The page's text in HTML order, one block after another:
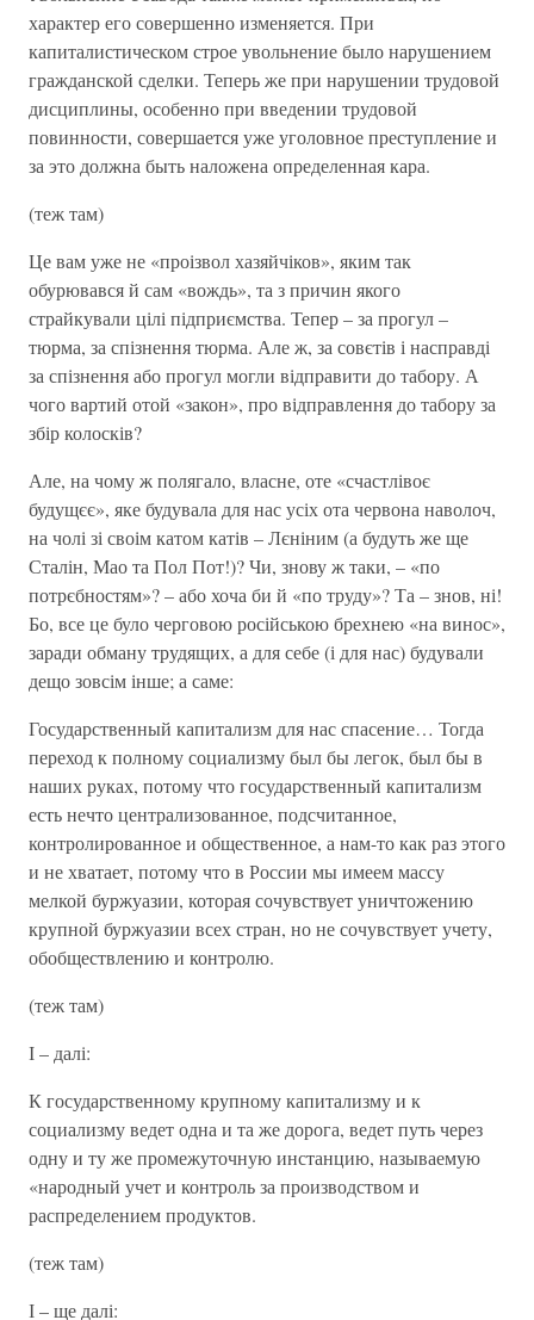
характер его совершенно изменяется. При
капиталистическом строе увольнение было нарушением
гражданской сделки. Теперь же при нарушении трудовой
дисциплины, особенно при введении трудовой
повинности, совершается уже уголовное преступление и
за это должна быть наложена определенная кара.
(теж там)
Це вам уже не «проізвол хазяйчіков», яким так
обурювався й сам «вождь», та з причин якого
страйкували цілі підприємства. Тепер – за прогул –
тюрма, за спізнення тюрма. Але ж, за совєтів і насправді
за спізнення або прогул могли відправити до табору. А
чого вартий отой «закон», про відправлення до табору за
збір колосків?
Але, на чому ж полягало, власне, оте «счастлівоє
будущєє», яке будувала для нас усіх ота червона наволоч,
на чолі зі своім катом катів – Лєніним (а будуть же ще
Сталін, Мао та Пол Пот!)? Чи, знову ж таки, – «по
потрєбностям»? – або хоча би й «по труду»? Та – знов, ні!
Бо, все це було черговою російською брехнею «на винос»,
заради обману трудящих, а для себе (і для нас) будували
дещо зовсім інше; а саме:
Государственный капитализм для нас спасение… Тогда
переход к полному социализму был бы легок, был бы в
наших руках, потому что государственный капитализм
есть нечто централизованное, подсчитанное,
контролированное и общественное, а нам-то как раз этого
и не хватает, потому что в России мы имеем массу
мелкой буржуазии, которая сочувствует уничтожению
крупной буржуазии всех стран, но не сочувствует учету,
обобществлению и контролю.
(теж там)
І – далі:
К государственному крупному капитализму и к
социализму ведет одна и та же дорога, ведет путь через
одну и ту же промежуточную инстанцию, называемую
«народный учет и контроль за производством и
распределением продуктов.
(теж там)
І – ще далі: